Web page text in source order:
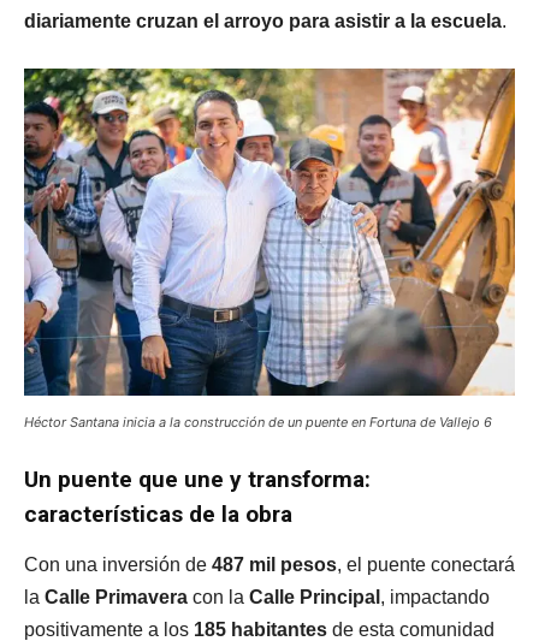
diariamente cruzan el arroyo para asistir a la escuela.
Héctor Santana inicia a la construcción de un puente en Fortuna de Vallejo 6
Un puente que une y transforma:
características de la obra
Con una inversión de 487 mil pesos, el puente conectará
la Calle Primavera con la Calle Principal , impactando
positivamente a los 185 habitantes de esta comunidad